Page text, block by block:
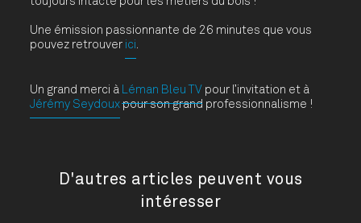
Une émission passionnante de 26 minutes que vous
pouvez retrouver ici.
Un grand merci à Léman Bleu TV pour l’invitation et à
Jérémy Seydouxpour son grand professionnalisme !
D'autres articles peuvent vous
intéresser